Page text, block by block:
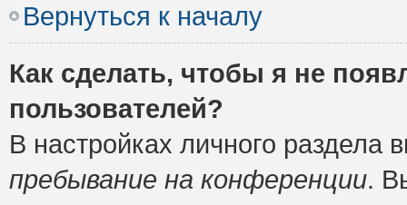
Вернуться к началу
Как сделать, чтобы я не
пользователей?
В настройках личного
пребывание на конференции.